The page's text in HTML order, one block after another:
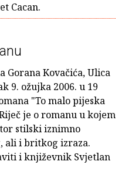
Cacan.
Gorana Kovačića, Ulica
9. ožujka 2006. u 19
"To malo pijeska
je o romanu u kojem
stilski iznimno
ali i britkog izraza.
i književnik Svjetlan